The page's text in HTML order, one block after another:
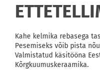
Kahe kelmika rebasega
Pesemiseks võib pista
Valmistatud käsitööna
Kõrgkuumuskeraamika.